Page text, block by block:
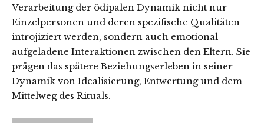
Verarbeitung der ödipalen Dynamik nicht nur
Einzelpersonen und deren spezifische Qualitäten
introjiziert werden, sondern auch emotional
aufgeladene Interaktionen zwischen den Eltern. Sie
prägen das spätere Beziehungserleben in seiner
Dynamik von Idealisierung, Entwertung und dem
Mittelweg des Rituals.